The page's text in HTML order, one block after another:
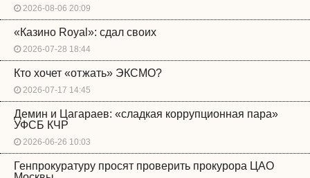
2026-08-06 20:09
«Казино Royal»: сдал своих
2026-07-28 18:44
Кто хочет «отжать» ЭКСМО?
2026-07-17 14:45
Демин и Цагараев: «сладкая коррупционная пара»
УФСБ КЧР
2026-06-26 10:03
Генпрокуратуру просят проверить прокурора ЦАО